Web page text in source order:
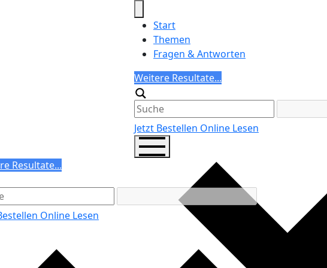
Start
Themen
Fragen & Antworten
Search
Weitere Resultate...
Generic filters
Jetzt Bestellen Online Lesen
Resultate...
filters
Online Lesen